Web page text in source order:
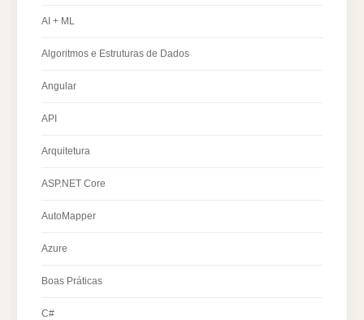
AI + ML
Algoritmos e Estruturas de Dados
Angular
API
Arquitetura
ASP.NET Core
AutoMapper
Azure
Boas Práticas
C#